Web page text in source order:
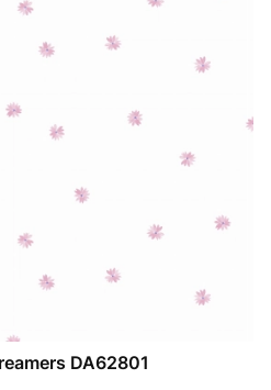
DA62801